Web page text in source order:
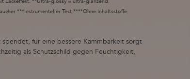
***Instrumenteller Test ****Ohne Inhaltsstoffe
für eine bessere Kämmbarkeit sorgt
als Schutzschild gegen Feuchtigkeit,